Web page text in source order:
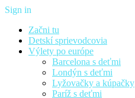
Sign in
Začni tu
Detskí sprievodcovia
Výlety po európe
Barcelona s deťmi
Londýn s deťmi
Lyžovačky a kúpačky
Paríž s deťmi